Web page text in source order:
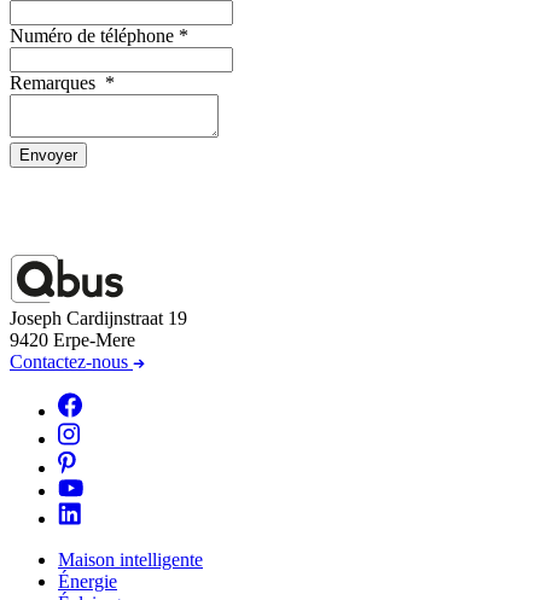
Numéro de téléphone *
Remarques *
Envoyer
Joseph Cardijnstraat 19
9420 Erpe-Mere
Contactez-nous
Maison intelligente
Énergie